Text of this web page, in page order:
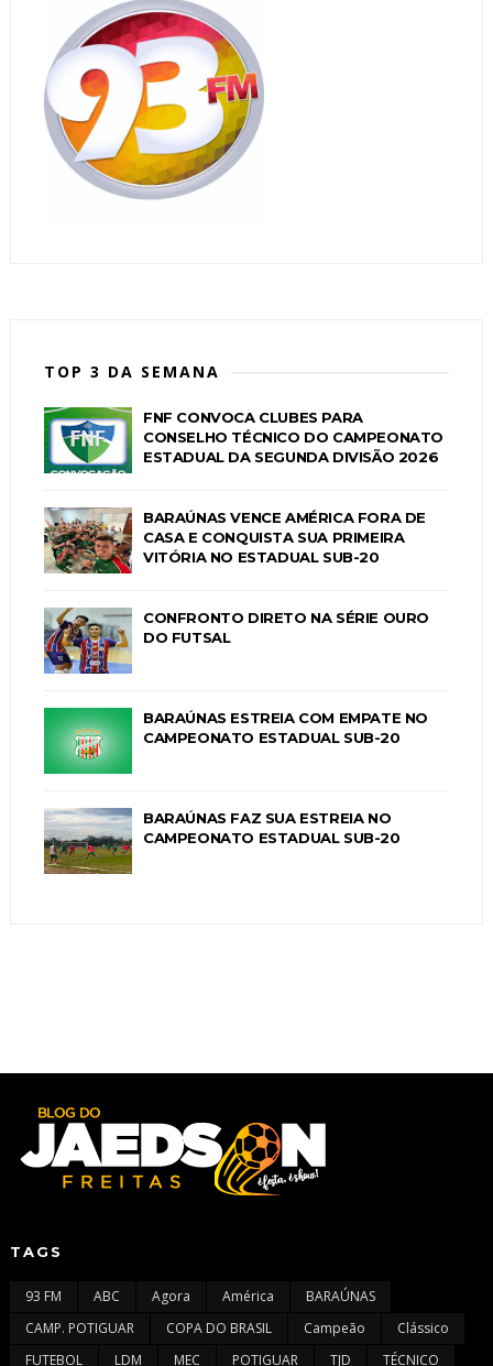
TOP 3 DA SEMANA
FNF CONVOCA CLUBES PARA
CONSELHO TÉCNICO DO CAMPEONATO
ESTADUAL DA SEGUNDA DIVISÃO 2026
BARAÚNAS VENCE AMÉRICA FORA DE
CASA E CONQUISTA SUA PRIMEIRA
VITÓRIA NO ESTADUAL SUB-20
CONFRONTO DIRETO NA SÉRIE OURO
DO FUTSAL
BARAÚNAS ESTREIA COM EMPATE NO
CAMPEONATO ESTADUAL SUB-20
BARAÚNAS FAZ SUA ESTREIA NO
CAMPEONATO ESTADUAL SUB-20
TAGS
93 FM ABC Agora América
BARAÚNAS
CAMP. POTIGUAR
COPA DO BRASIL Campeão
Clássico
FUTEBOL
LDM MEC POTIGUAR TJD TÉCNICO